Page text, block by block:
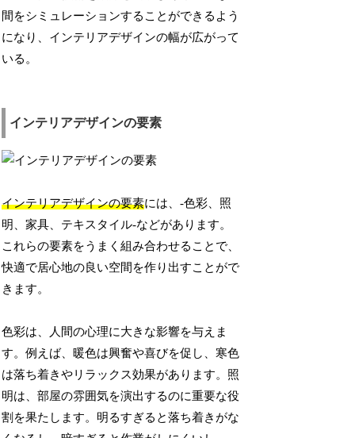
間をシミュレーションすることができるよう
になり、インテリアデザインの幅が広がって
いる。
インテリアデザインの要素
インテリアデザインの要素には、-色彩、照
明、家具、テキスタイル-などがあります。
これらの要素をうまく組み合わせることで、
快適で居心地の良い空間を作り出すことがで
きます。
色彩は、人間の心理に大きな影響を与えま
す。例えば、暖色は興奮や喜びを促し、寒色
は落ち着きやリラックス効果があります。照
明は、部屋の雰囲気を演出するのに重要な役
割を果たします。明るすぎると落ち着きがな